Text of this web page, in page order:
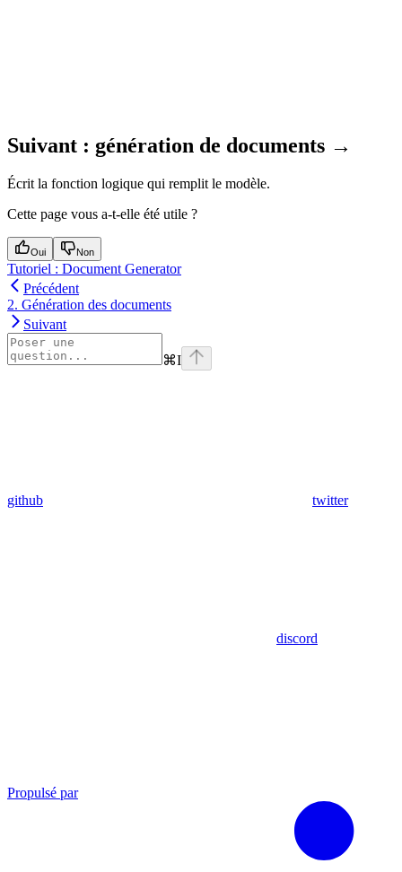
Suivant : génération de documents →
Écrit la fonction logique qui remplit le modèle.
Cette page vous a-t-elle été utile ?
Oui Non
Tutoriel : Document Generator
Précédent
2. Génération des documents
Suivant
⌘I
github twitter
discord
Propulsé par